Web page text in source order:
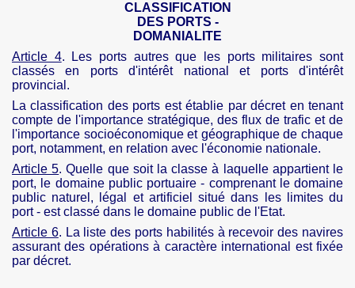
CLASSIFICATION
DES PORTS -
DOMANIALITE
Article 4. Les ports autres que les ports militaires sont
classés en ports d'intérêt national et ports d'intérêt
provincial.
La classification des ports est établie par décret en tenant
compte de l'importance stratégique, des flux de trafic et de
l'importance socioéconomique et géographique de chaque
port, notamment, en relation avec l'économie nationale.
Article 5. Quelle que soit la classe à laquelle appartient le
port, le domaine public portuaire - comprenant le domaine
public naturel, légal et artificiel situé dans les limites du
port - est classé dans le domaine public de l'Etat.
Article 6. La liste des ports habilités à recevoir des navires
assurant des opérations à caractère international est fixée
par décret.